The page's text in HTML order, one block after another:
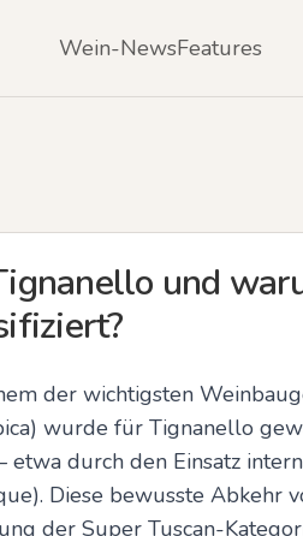
Wein-NewsFeatures
und
der wichtigsten
wurde für Tignanello
durch den Einsatz
Diese bewusste Abkehr
der Super Tuscan-